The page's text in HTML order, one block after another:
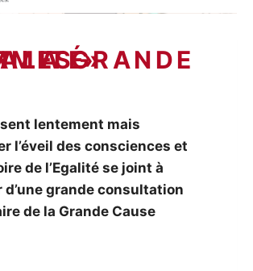
FEMMES »
lentement mais
l’éveil des consciences et
de l’Egalité se joint à
grande consultation
de la Grande Cause